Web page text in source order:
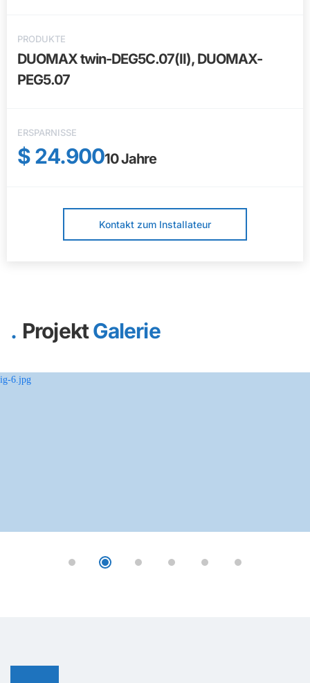
PRODUKTE
DUOMAX twin-DEG5C.07(II), DUOMAX-
PEG5.07
ERSPARNISSE
$ 24.90010Jahre
Kontakt zum Installateur
ProjektGalerie